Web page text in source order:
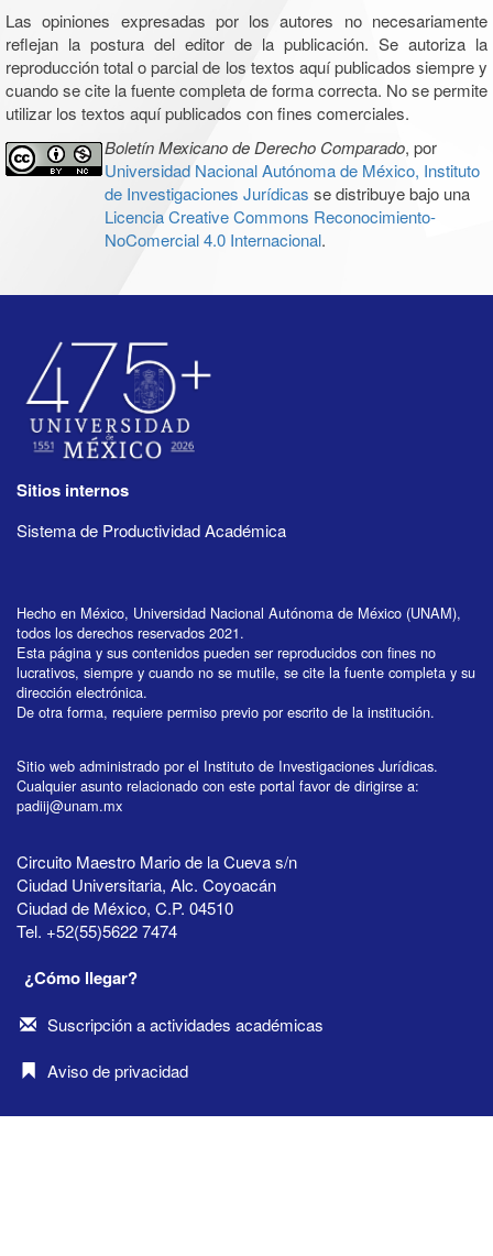
Las opiniones expresadas por los autores no necesariamente
reflejan la postura del editor de la publicación. Se autoriza la
reproducción total o parcial de los textos aquí publicados siempre y
cuando se cite la fuente completa de forma correcta. No se permite
utilizar los textos aquí publicados con fines comerciales.
Boletín Mexicano de Derecho Comparado, por
Universidad Nacional Autónoma de México, Instituto
de Investigaciones Jurídicas se distribuye bajo una
Licencia Creative Commons Reconocimiento-
NoComercial 4.0 Internacional.
Sitios internos
Sistema de Productividad Académica
Hecho en México, Universidad Nacional Autónoma de México (UNAM),
todos los derechos reservados 2021.
Esta página y sus contenidos pueden ser reproducidos con fines no
lucrativos, siempre y cuando no se mutile, se cite la fuente completa y su
dirección electrónica.
De otra forma, requiere permiso previo por escrito de la institución.
Sitio web administrado por el Instituto de Investigaciones Jurídicas.
Cualquier asunto relacionado con este portal favor de dirigirse a:
padiij@unam.mx
Circuito Maestro Mario de la Cueva s/n
Ciudad Universitaria, Alc. Coyoacán
Ciudad de México, C.P. 04510
Tel. +52(55)5622 7474
¿Cómo llegar?
Suscripción a actividades académicas
Aviso de privacidad